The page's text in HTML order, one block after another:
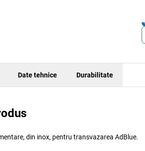
Date tehnice Durabilitate
din inox, pentru transvazarea AdBlue.